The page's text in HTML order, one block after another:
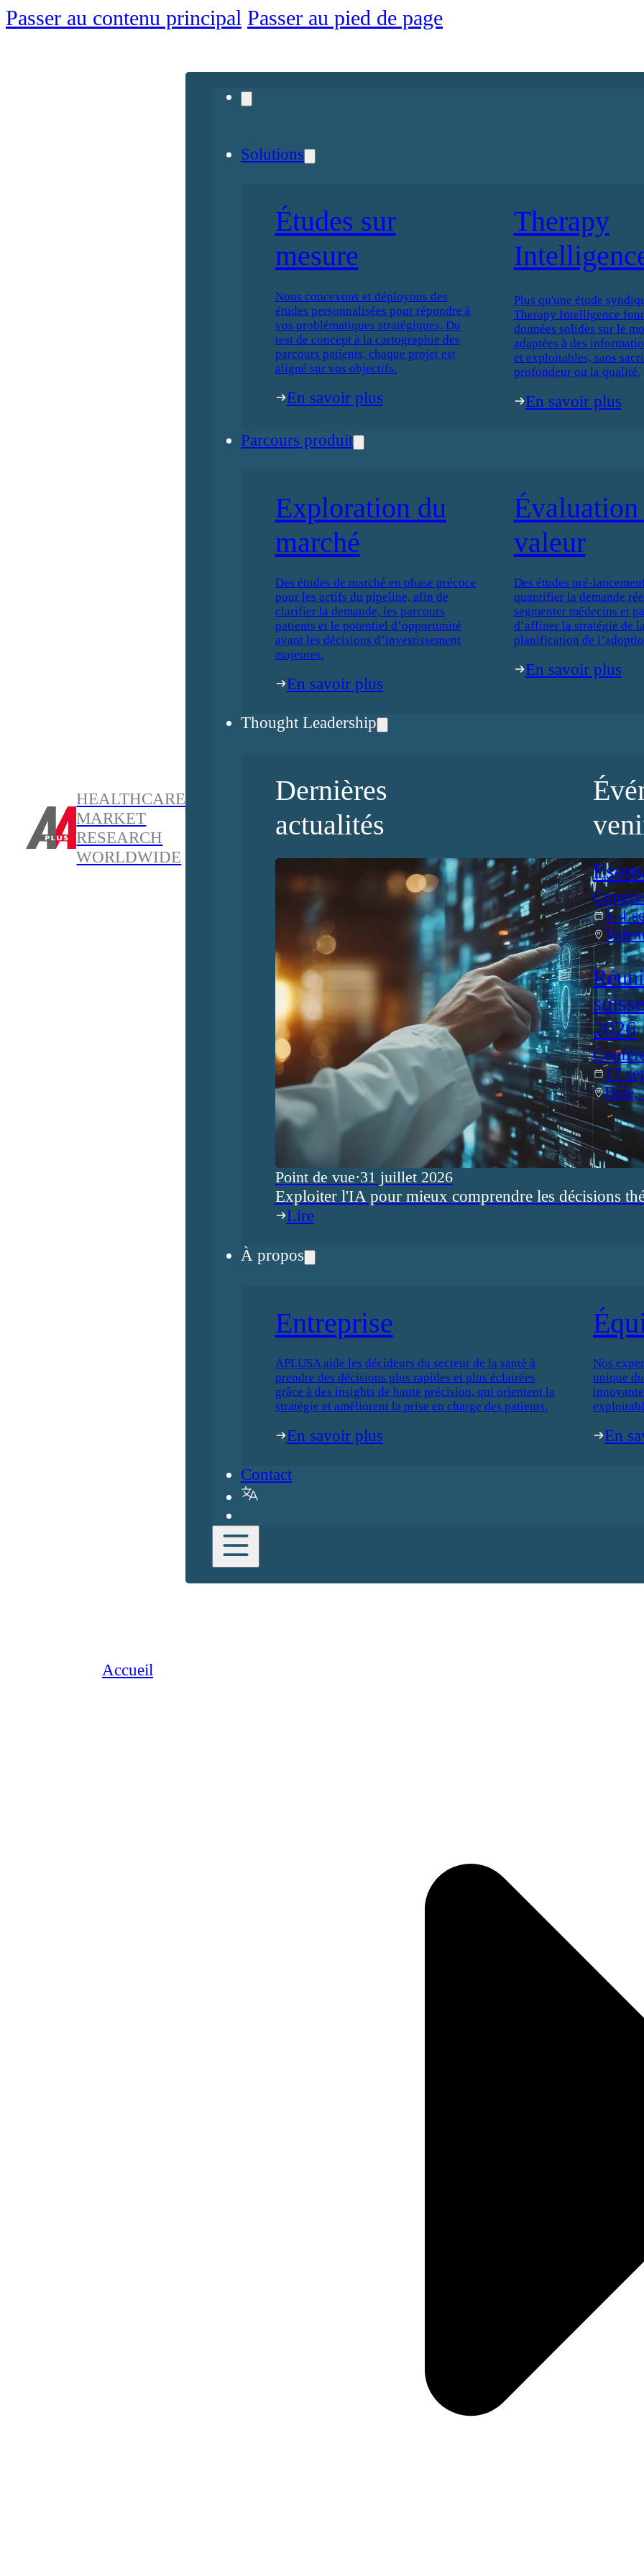
Passer au contenu principal Passer au pied de page
HEALTHCARE
MARKET
RESEARCH
WORLDWIDE
Solutions
Études sur
mesure
Nous concevons et déployons des
études personnalisées pour répondre à
vos problématiques stratégiques. Du
test de concept à la cartographie des
parcours patients, chaque projet est
aligné sur vos objectifs.
En savoir plus
Therapy
Plus qu'une étude
Therapy Intelligence
données solides sur le
adaptées à des
et exploitables, sans
profondeur ou la qualité.
En savoir plus
Parcours produit
Exploration du
marché
Des études de marché en phase précoce
pour les actifs du pipeline, afin de
clarifier la demande, les parcours
patients et le potentiel d’opportunité
avant les décisions d’investissement
majeures.
En savoir plus
Évaluation
valeur
Des études pré-
quantifier la demande
segmenter médecins et
d’affiner la stratégie de
planification de
En savoir plus
Thought Leadership
Dernières
actualités
Point de vue·31 juillet 2026
Exploiter l'IA pour mieux comprendre les décisions
Lire
1-4
2026
17
Bâle,
À propos
Entreprise
APLUSA aide les décideurs du secteur de la santé à
prendre des décisions plus rapides et plus éclairées
grâce à des insights de haute précision, qui orientent la
stratégie et améliorent la prise en charge des patients.
En savoir plus
Nos
unique
En
Contact
Accueil